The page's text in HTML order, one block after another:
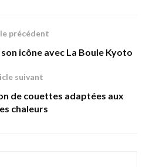
précédent
icône avec La Boule Kyoto
suivant
de couettes adaptées aux
chaleurs